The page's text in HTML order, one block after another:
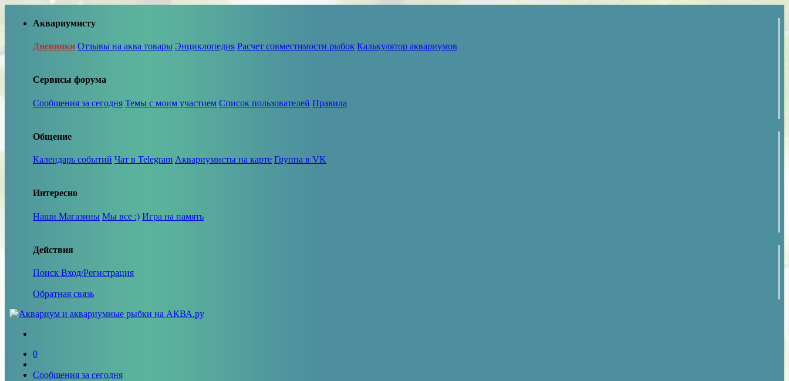
Аквариумисту
Дневники Отзывы на аква товары Энциклопедия Расчет совместимости рыбок Калькулятор аквариумов
Сервисы форума
Сообщения за сегодня Темы с моим участием Список пользователей Правила
Общение
Календарь событий Чат в Telegram Аквариумисты на карте Группа в VK
Интересно
Наши Магазины Мы все :) Игра на память
Действия
Поиск Вход/Регистрация
Обратная связь
0
Сообщения за сегодня